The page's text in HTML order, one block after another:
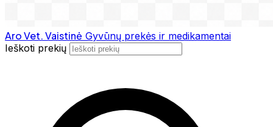
Aro Vet. Vaistinė Gyvūnų prekės ir medikamentai
Ieškoti prekių